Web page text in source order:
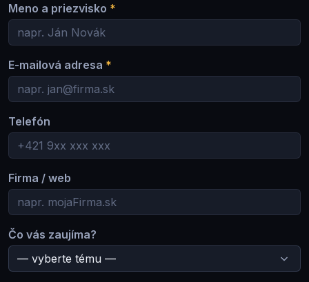
Meno a priezvisko *
E-mailová adresa *
Telefón
Firma / web
Čo vás zaujíma?